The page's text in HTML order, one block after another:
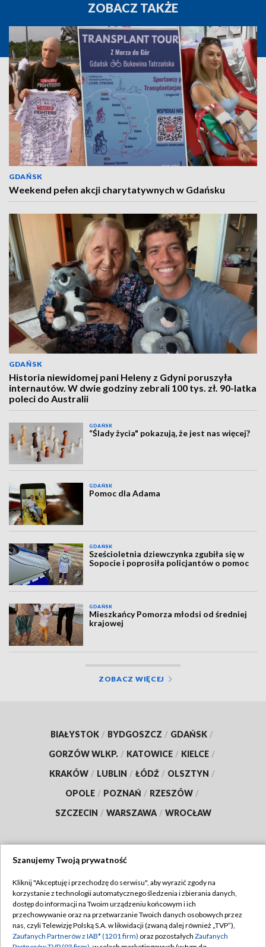
ZOBACZ TAKŻE
GDAŃSK
Weekend pełen akcji charytatywnych w Gdańsku
GDAŃSK
Historia niewidomej pani Heleny z Gdyni poruszyła
internautów. W dwie godziny zebrali 100 tys. zł. 90-latka
poleci do Australii
GDAŃSK
“Ślady życia" pokazują, że jest nas więcej?
GDAŃSK
Pomoc dla Adama
GDAŃSK
Sześcioletnia dziewczynka zgubiła się w
Sopocie i poprosiła policjantów o pomoc
GDAŃSK
Mieszkańcy Pomorza młodsi od średniej
krajowej
ZOBACZ WIĘCEJ
BIAŁYSTOK / BYDGOSZCZ / GDAŃSK /
GORZÓW WLKP. / KATOWICE / KIELCE /
KRAKÓW / LUBLIN / ŁÓDŹ / OLSZTYN /
OPOLE / POZNAŃ / RZESZÓW /
SZCZECIN / WARSZAWA / WROCŁAW
TVP
Abonament TVP
Emisja w TVP
Regulamin TVP
Polityka prywatności
Szanujemy Twoją prywatność
Kliknij "Akceptuję i przechodzę do serwisu", aby wyrazić zgody na
korzystanie z technologii automatycznego śledzenia i zbierania danych,
dostęp do informacji na Twoim urządzeniu końcowym i ich
przechowywanie oraz na przetwarzanie Twoich danych osobowych przez
nas, czyli Telewizję Polską S.A. w likwidacji (zwaną dalej również „TVP”),
Zaufanych Partnerów z IAB* (1201 firm) oraz pozostałych Zaufanych